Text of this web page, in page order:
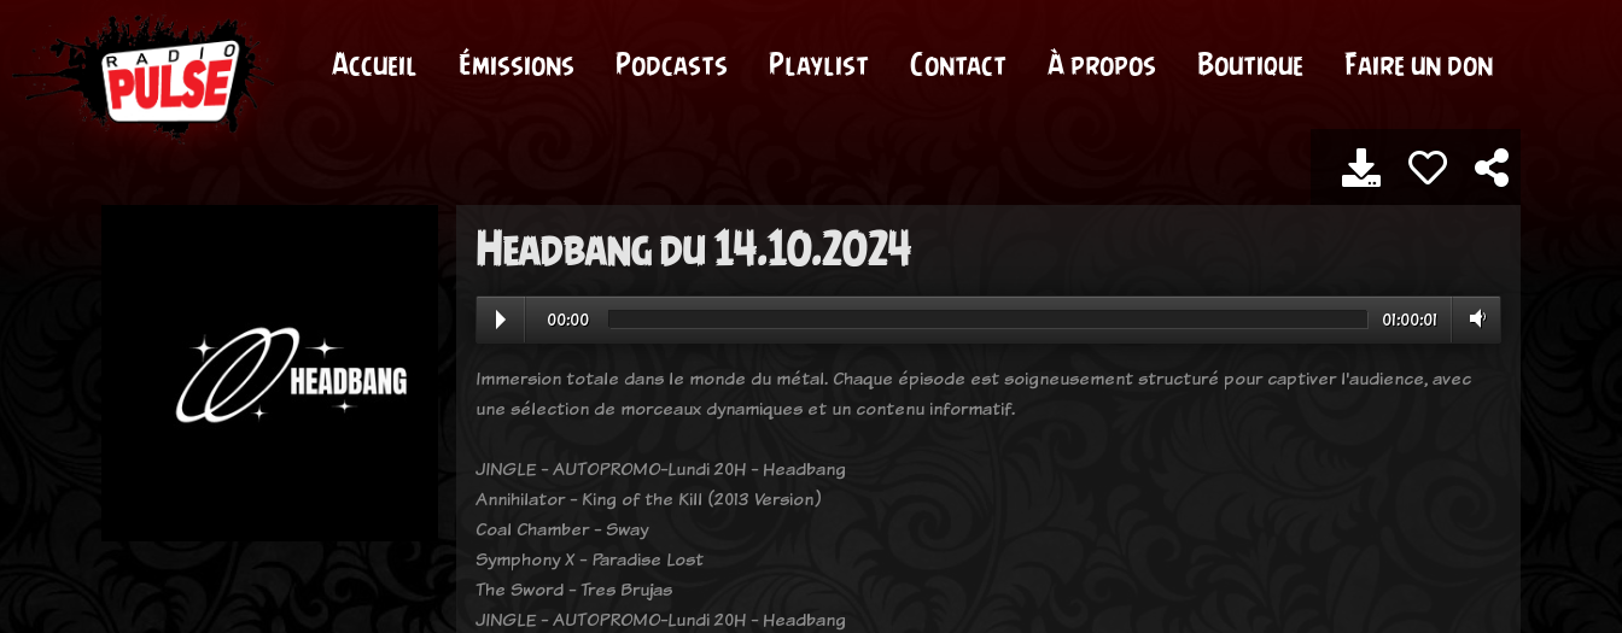
Accueil Émissions Podcasts Playlist Contact À propos Boutique Faire un don
Headbang du 14.10.2024
00:00 01:00:01
Immersion totale dans le monde du métal. Chaque épisode est soigneusement structuré pour captiver l'audience, avec
une sélection de morceaux dynamiques et un contenu informatif.
JINGLE - AUTOPROMO-Lundi 20H - Headbang
Annihilator - King of the Kill (2013 Version)
Coal Chamber - Sway
Symphony X - Paradise Lost
The Sword - Tres Brujas
JINGLE - AUTOPROMO-Lundi 20H - Headbang